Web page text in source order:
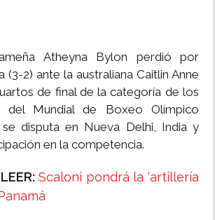
Atheyna Bylon perdió por
(3-2) ante la australiana Caitlin Anne
de final de la categoría de los
del Mundial de Boxeo Olímpico
disputa en Nueva Delhi, India y
en la competencia.
Scaloni pondrá la ‘artillería